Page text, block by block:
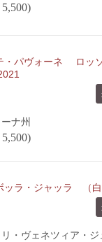
パヴォーネ ロッ
ナ州
ラ・ジャッラ （
・ヴェネツィア・ジ